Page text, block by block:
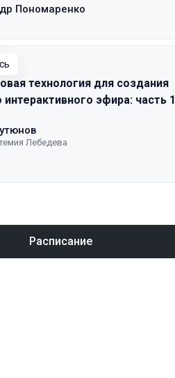
Пономаренко
технология для создания
эфира: часть 1
Лебедева
Расписание